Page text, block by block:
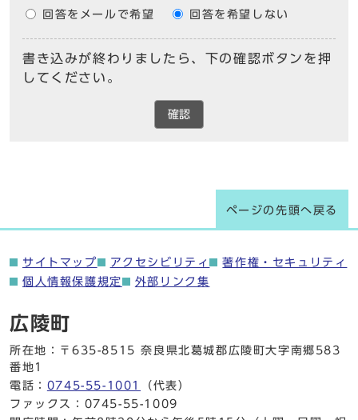
回答をメールで希望 回答を希望しない
書き込みが終わりましたら、下の確認ボタンを押
してください。
確認
ページの先頭へ戻る
サイトマップ アクセシビリティ
著作権・セキュリティ
個人情報保護規定
外部リンク集
広陵町
所在地：〒635-8515 奈良県北葛城郡広陵町大字南郷583
番地1
電話： 0745-55-1001
（代表）
ファックス：0745-55-1009